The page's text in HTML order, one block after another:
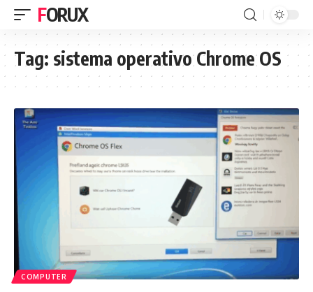
FORUX
Tag: sistema operativo Chrome OS
COMPUTER